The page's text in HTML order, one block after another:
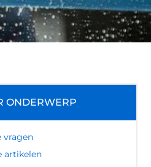
ONDERWERP
vragen
artikelen